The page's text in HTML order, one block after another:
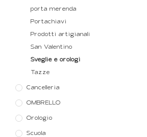
porta merenda
Portachiavi
Prodotti artigianali
San Valentino
Sveglie e orologi
Tazze
Cancelleria
OMBRELLO
Orologio
Scuola